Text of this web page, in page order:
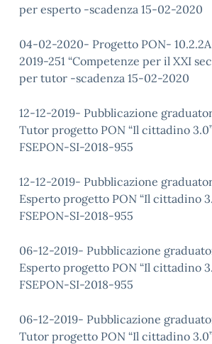
per esperto -scadenza 15-02-2020
04-02-2020- Progetto PON-
2019-251 “Competenze per il XXI
per tutor -scadenza 15-02-2020
12-12-2019- Pubblicazione
Tutor progetto PON “Il cittadino
FSEPON-SI-2018-955
12-12-2019- Pubblicazione
Esperto progetto PON “Il cittadino
FSEPON-SI-2018-955
06-12-2019- Pubblicazione
Esperto progetto PON “Il cittadino
FSEPON-SI-2018-955
06-12-2019- Pubblicazione
Tutor progetto PON “Il cittadino